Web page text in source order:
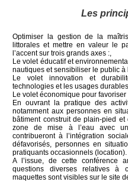
Les
Optimiser la gestion de la
littorales et mettre en valeur le
l’accent sur trois grands axes :,
Le volet éducatif et
nautiques et sensibiliser le public à
Le volet innovation et
technologies et les usages
Le volet économique pour
En ouvrant la pratique des
notamment aux personnes en
bâtiment construit de plain-pied et
zone de mise à l’eau avec
contribueront à l’intégration
défavorisés, personnes en
pratiquants occasionnels (location).
A l’issue, de cette conférence
questions diverses relatives à
maquettes sont visibles sur le site